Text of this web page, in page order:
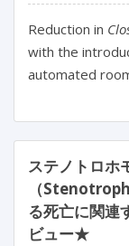
Reduction in
with the
automated
ステノトロホ
（
る死亡に関連
ビュー★